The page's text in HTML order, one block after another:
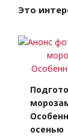
Это
осенью